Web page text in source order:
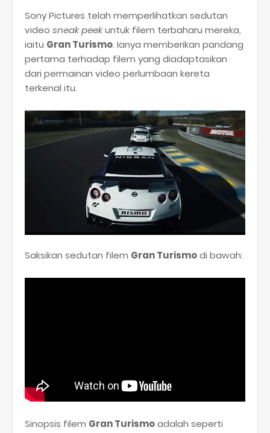
Sony Pictures telah memperlihatkan sedutan
video sneak peekuntuk filem terbaharu mereka,
iaitu Gran Turismo. Ianya memberikan pandang
pertama terhadap filem yang diadaptasikan
dari permainan video perlumbaan kereta
terkenal itu.
Saksikan sedutan filem Gran Turismodi bawah:
Sinopsis filem Gran Turismoadalah seperti